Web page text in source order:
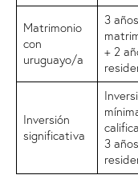
Matrimonio
con
uruguayo/a
3
+ 2
Inversión
significativa
3